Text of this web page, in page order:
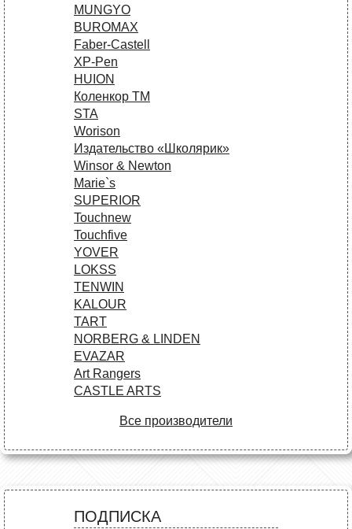
MUNGYO
BUROMAX
Faber-Castell
XP-Pen
HUION
Коленкор ТМ
STA
Worison
Издательство «Школярик»
Winsor & Newton
Marie`s
SUPERIOR
Touchnew
Touchfive
YOVER
LOKSS
TENWIN
KALOUR
TART
NORBERG & LINDEN
EVAZAR
Art Rangers
CASTLE ARTS
Все производители
ПОДПИСКА